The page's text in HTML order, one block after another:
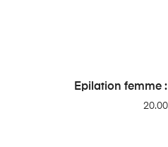
AJOUTER
Epilation femme
20.00